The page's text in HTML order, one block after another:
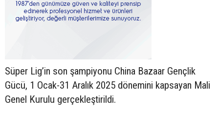
Süper Lig’in son şampiyonu China Bazaar Gençlik
Gücü, 1 Ocak-31 Aralık 2025 dönemini kapsayan Mali
Genel Kurulu gerçekleştirildi.